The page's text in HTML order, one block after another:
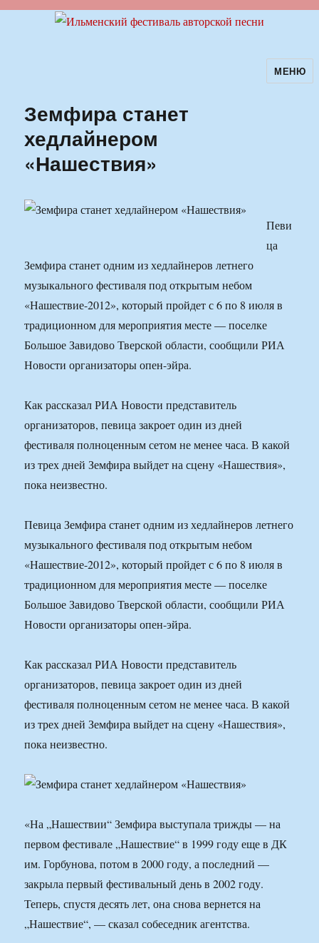
Ильменский фестиваль авторскойМЕНЮ
Земфира станет
хедлайнером
«Нашествия»
Певи
ца
Земфира станет одним из хедлайнеров летнего
музыкального фестиваля под открытым небом
«Нашествие-2012», который пройдет с 6 по 8 июля в
традиционном для мероприятия месте — поселке
Большое Завидово Тверской области, сообщили РИА
Новости организаторы опен-эйра.
Как рассказал РИА Новости представитель
организаторов, певица закроет один из дней
фестиваля полноценным сетом не менее часа. В какой
из трех дней Земфира выйдет на сцену «Нашествия»,
пока неизвестно.
Певица Земфира станет одним из хедлайнеров летнего
музыкального фестиваля под открытым небом
«Нашествие-2012», который пройдет с 6 по 8 июля в
традиционном для мероприятия месте — поселке
Большое Завидово Тверской области, сообщили РИА
Новости организаторы опен-эйра.
Как рассказал РИА Новости представитель
организаторов, певица закроет один из дней
фестиваля полноценным сетом не менее часа. В какой
из трех дней Земфира выйдет на сцену «Нашествия»,
пока неизвестно.
«На „Нашествии“ Земфира выступала трижды — на
первом фестивале „Нашествие“ в 1999 году еще в ДК
им. Горбунова, потом в 2000 году, а последний —
закрыла первый фестивальный день в 2002 году.
Теперь, спустя десять лет, она снова вернется на
„Нашествие“, — сказал собеседник агентства.